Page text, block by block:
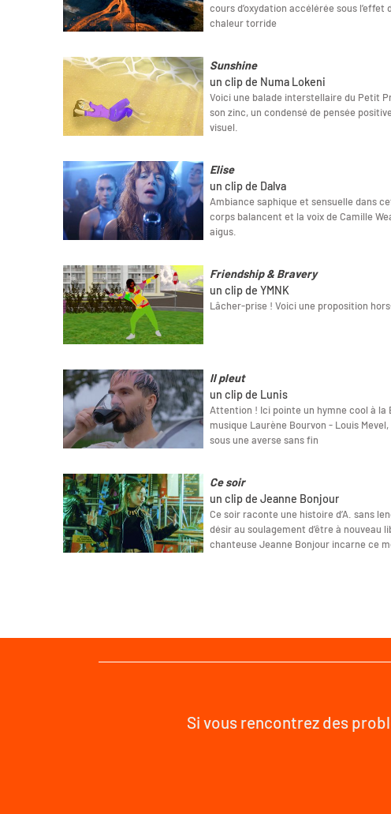
cours d’oxydation accélérée sous l’effet
chaleur torride
Sunshine
un clip de Numa Lokeni
Voici une balade interstellaire du Petit
son zinc, un condensé de pensée
visuel.
Elise
un clip de Dalva
Ambiance saphique et sensuelle dans
corps balancent et la voix de Camille
aigus.
Friendship & Bravery
un clip de YMNK
Lâcher-prise ! Voici une proposition
Il pleut
un clip de Lunis
Attention ! Ici pointe un hymne cool à la
musique Laurène Bourvon - Louis
sous une averse sans fin
Ce soir
un clip de Jeanne Bonjour
Ce soir raconte une histoire d’A. sans
désir au soulagement d’être à nouveau
chanteuse Jeanne Bonjour incarne ce
Si vous rencontrez des